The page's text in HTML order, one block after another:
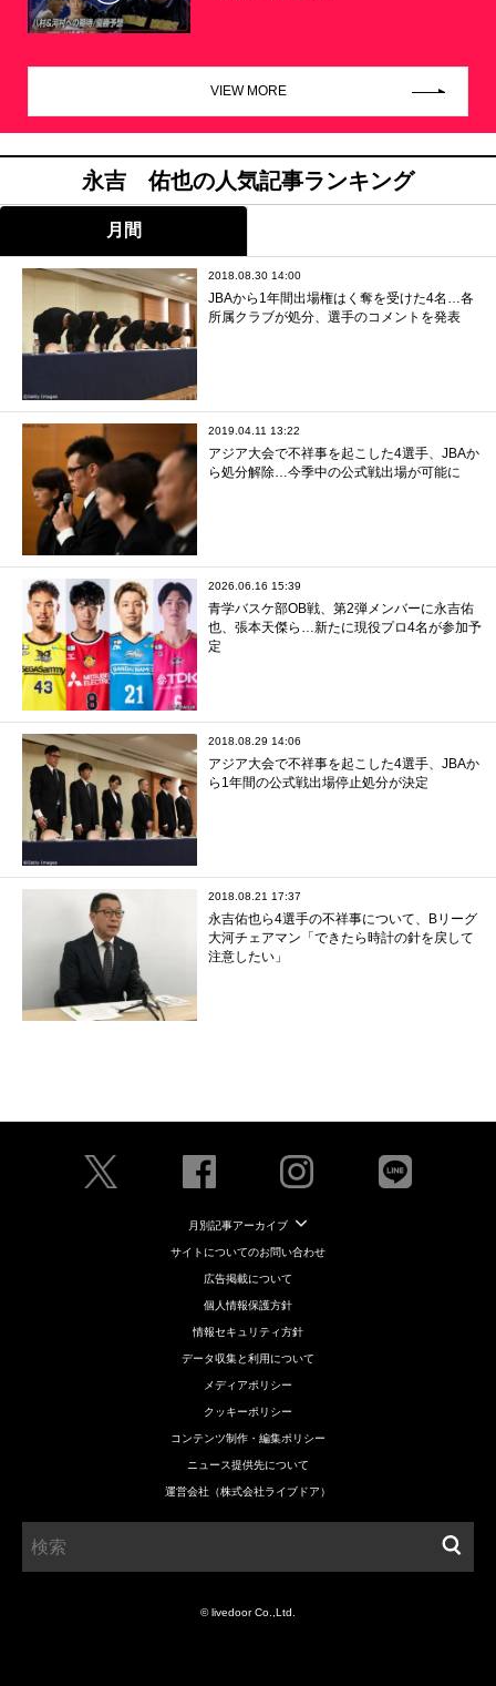
VIEW MORE
永吉 佑也の人気記事ランキング
月間
2018.08.30 14:00
JBAから1年間出場権はく奪を受けた4名…各
所属クラブが処分、選手のコメントを発表
2019.04.11 13:22
アジア大会で不祥事を起こした4選手、JBAか
ら処分解除…今季中の公式戦出場が可能に
2026.06.16 15:39
青学バスケ部OB戦、第2弾メンバーに永吉佑
也、張本天傑ら…新たに現役プロ4名が参加予
定
2018.08.29 14:06
アジア大会で不祥事を起こした4選手、JBAか
ら1年間の公式戦出場停止処分が決定
2018.08.21 17:37
永吉佑也ら4選手の不祥事について、Bリーグ
大河チェアマン「できたら時計の針を戻して
注意したい」
月別記事アーカイブ
サイトについてのお問い合わせ
広告掲載について
個人情報保護方針
情報セキュリティ方針
データ収集と利用について
メディアポリシー
クッキーポリシー
コンテンツ制作・編集ポリシー
ニュース提供先について
運営会社（株式会社ライブドア）
© livedoor Co.,Ltd.